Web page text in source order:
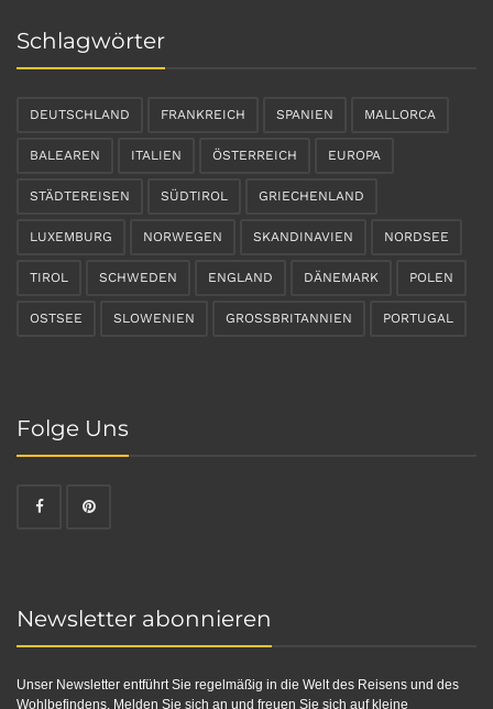
Schlagwörter
DEUTSCHLAND FRANKREICH SPANIEN MALLORCA
BALEAREN ITALIEN ÖSTERREICH EUROPA
STÄDTEREISEN SÜDTIROL GRIECHENLAND
LUXEMBURG NORWEGEN SKANDINAVIEN NORDSEE
TIROL SCHWEDEN ENGLAND DÄNEMARK POLEN
OSTSEE SLOWENIEN GROSSBRITANNIEN PORTUGAL
Folge Uns
Newsletter abonnieren
Unser Newsletter entführt Sie regelmäßig in die Welt des Reisens und des
Wohlbefindens. Melden Sie sich an und freuen Sie sich auf kleine